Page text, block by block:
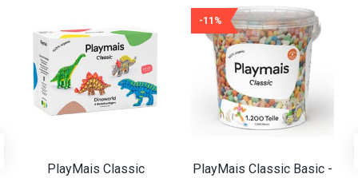
PlayMais Classic
-11%
PlayMais Classic Basic -